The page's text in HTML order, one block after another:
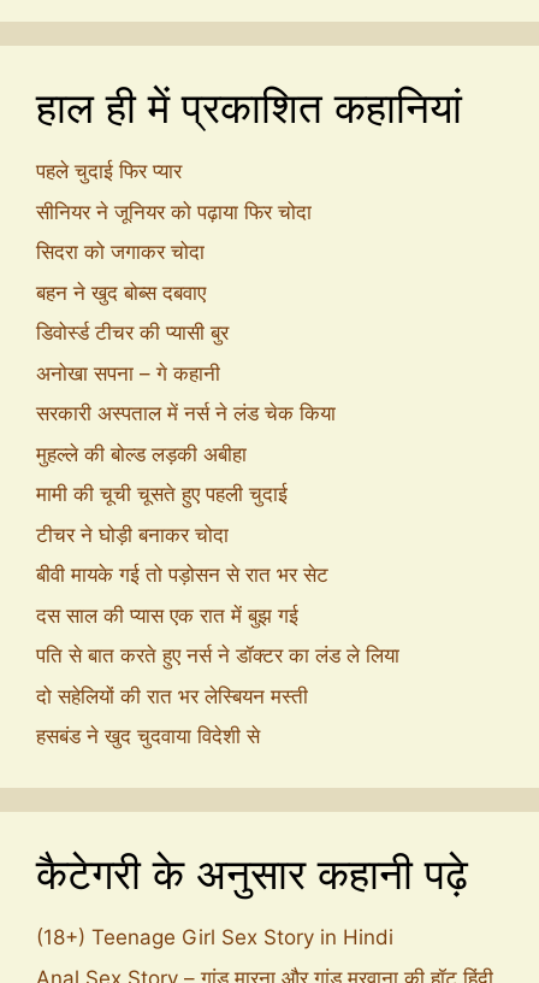
हाल ही में प्रकाशित कहानियां
पहले चुदाई फिर प्यार
सीनियर ने जूनियर को पढ़ाया फिर चोदा
सिदरा को जगाकर चोदा
बहन ने खुद बोब्स दबवाए
डिवोर्स्ड टीचर की प्यासी बुर
अनोखा सपना – गे कहानी
सरकारी अस्पताल में नर्स ने लंड चेक किया
मुहल्ले की बोल्ड लड़की अबीहा
मामी की चूची चूसते हुए पहली चुदाई
टीचर ने घोड़ी बनाकर चोदा
बीवी मायके गई तो पड़ोसन से रात भर सेट
दस साल की प्यास एक रात में बुझ गई
पति से बात करते हुए नर्स ने डॉक्टर का लंड ले लिया
दो सहेलियों की रात भर लेस्बियन मस्ती
हसबंड ने खुद चुदवाया विदेशी से
कैटेगरी के अनुसार कहानी पढ़े
(18+) Teenage Girl Sex Story in Hindi
Anal Sex Story – गांड मारना और गांड मरवाना की हॉट हिंदी